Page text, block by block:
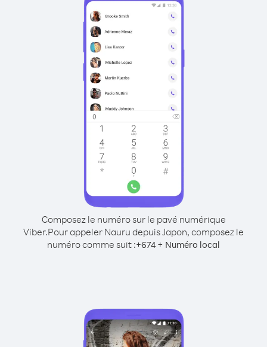
Composez le numéro sur le pavé numérique
Viber.Pour appeler Nauru depuis Japon, composez le
numéro comme suit :+674 + Numéro local